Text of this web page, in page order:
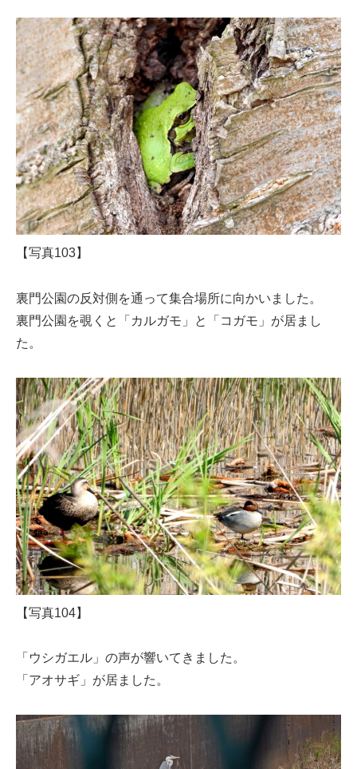
【写真103】
裏門公園の反対側を通って集合場所に向かいました。
裏門公園を覗くと「カルガモ」と「コガモ」が居まし
た。
【写真104】
「ウシガエル」の声が響いてきました。
「アオサギ」が居ました。